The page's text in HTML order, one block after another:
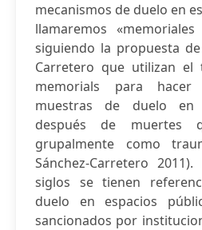
mecanismos de duelo en
llamaremos
siguiendo la propuesta
Carretero que utilizan el
memorials para
muestras de duelo en
después de muertes
grupalmente como
Sánchez-Carretero
siglos se tienen
duelo en espacios
sancionados por